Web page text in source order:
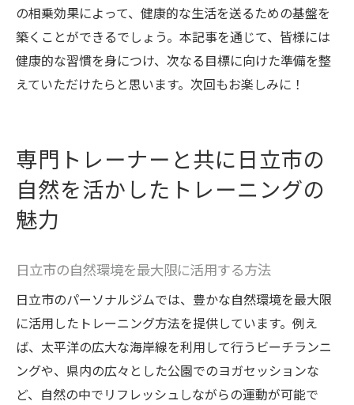
の相乗効果によって、健康的な生活を送るための基盤を
築くことができるでしょう。本記事を通じて、皆様には
健康的な習慣を身につけ、次なる目標に向けた準備を整
えていただけたらと思います。次回もお楽しみに！
専門トレーナーと共に日立市の
自然を活かしたトレーニングの
魅力
日立市の自然環境を最大限に活用する方法
日立市のパーソナルジムでは、豊かな自然環境を最大限
に活用したトレーニング方法を提供しています。例え
ば、太平洋の広大な海岸線を利用して行うビーチランニ
ングや、県内の広々とした公園でのヨガセッションな
ど、自然の中でリフレッシュしながらの運動が可能で